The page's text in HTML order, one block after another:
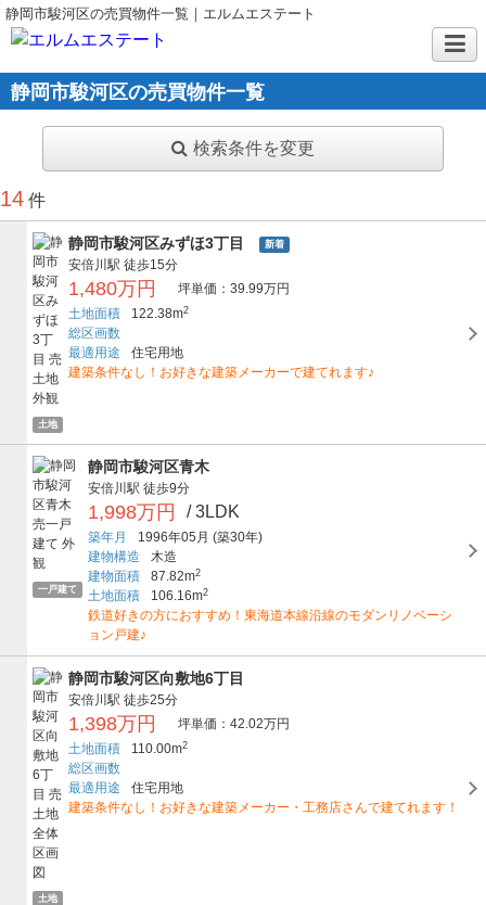
静岡市駿河区の売買物件一覧｜エルムエステート
静岡市駿河区の売買物件一覧
検索条件を変更
14 件
土地
静岡市駿河区みずほ3丁目 新着
安倍川駅 徒歩15分
1,480万円
坪単価：39.99万円
土地面積
122.38m2
総区画数
最適用途
住宅用地
建築条件なし！お好きな建築メーカーで建てれます♪
一戸建て
静岡市駿河区青木
安倍川駅 徒歩9分
1,998万円 / 3LDK
築年月 1996年05月 (築30年)
建物構造
木造
建物面積
87.82m2
土地面積 106.16m2
鉄道好きの方におすすめ！東海道本線沿線のモダンリノベーシ
ョン戸建♪
土地
静岡市駿河区向敷地6丁目
安倍川駅 徒歩25分
1,398万円
坪単価：42.02万円
土地面積
110.00m2
総区画数
最適用途
住宅用地
建築条件なし！お好きな建築メーカー・工務店さんで建てれます！